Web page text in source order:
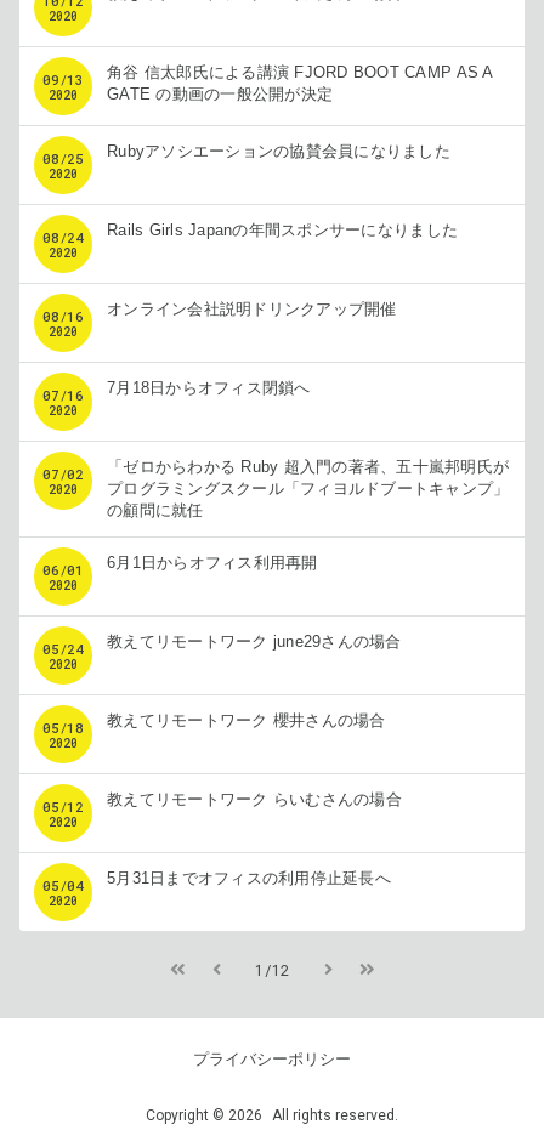
2020
09 /13
2020
角谷 信太郎氏による講演 FJORD BOOT CAMP AS A
GATE の動画の一般公開が決定
08 /25
2020
Rubyアソシエーションの協賛会員になりました
08 /24
2020
Rails Girls Japanの年間スポンサーになりました
08 /16
2020
オンライン会社説明ドリンクアップ開催
07 /16
2020
7月18日からオフィス閉鎖へ
07 /02
2020
「ゼロからわかる Ruby 超入門の著者、五十嵐邦明氏が
プログラミングスクール「フィヨルドブートキャンプ」
の顧問に就任
06 /01
2020
6月1日からオフィス利用再開
05 /24
2020
教えてリモートワーク june29さんの場合
05 /18
2020
教えてリモートワーク 櫻井さんの場合
05 /12
2020
教えてリモートワーク らいむさんの場合
05 /04
2020
5月31日までオフィスの利用停止延長へ
1/12
プライバシーポリシー
Copyright © 2026 All rights reserved.